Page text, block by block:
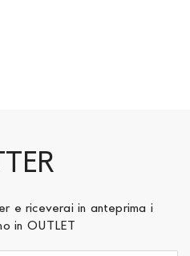
e riceverai in anteprima i
in OUTLET